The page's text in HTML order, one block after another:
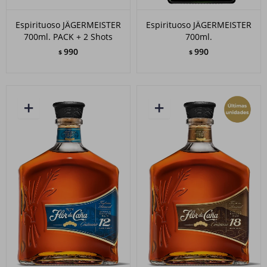
Espirituoso JÄGERMEISTER
700ml. PACK + 2 Shots
$ 990
Espirituoso JÄGERMEISTER
700ml.
$ 990